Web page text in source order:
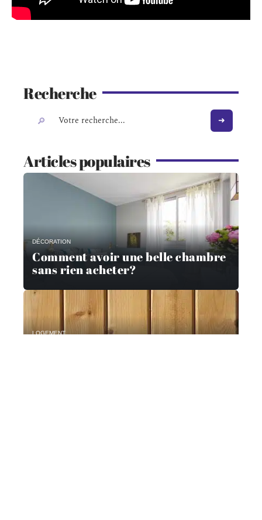
Recherche
Articles populaires
DÉCORATION
Comment avoir une belle chambre
sans rien acheter?
LOGEMENT